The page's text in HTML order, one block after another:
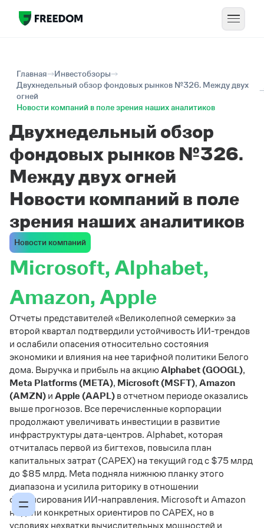
Главная
Инвестобзоры
Двухнедельный обзор фондовых рынков №326. Между двух
огней
Новости компаний в поле зрения наших аналитиков
Двухнедельный обзор
фондовых рынков №326.
Между двух огней
Новости компаний в поле
зрения наших аналитиков
Новости компаний
Microsoft, Alphabet,
Amazon, Apple
Отчеты представителей «Великолепной семерки» за
второй квартал подтвердили устойчивость ИИ-трендов
и ослабили опасения относительно состояния
экономики и влияния на нее тарифной политики Белого
дома. Выручка и прибыль на акциюAlphabet (GOOGL),
Meta Platforms (META), Microsoft (MSFT), Amazon
(AMZN) и Apple (AAPL) в отчетном периоде оказались
выше прогнозов. Все перечисленные корпорации
продолжают увеличивать инвестиции в развитие
инфраструктуры дата-центров. Alphabet, которая
отчиталась первой из бигтехов, повысила план
капитальных затрат (CAPEX) на текущий год с $75 млрд
до $85 млрд. Meta подняла нижнюю планку этого
диапазона и усилила риторику в отношении
финансирования ИИ-направления. Microsoft и Amazon
не дали конкретных ориентиров по CAPEX, но в
условиях нехватки вычислительных мощностей и